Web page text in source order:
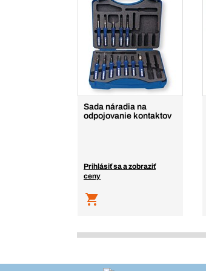
Sada náradia na
odpojovanie kontaktov
Prihlásiť sa a zobraziť
ceny